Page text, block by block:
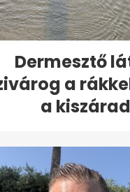
Dermesztő
a
a